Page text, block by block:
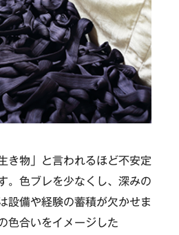
き物」と言われるほど不安定
。色ブレを少なくし、深みの
設備や経験の蓄積が欠かせま
色合いをイメージした